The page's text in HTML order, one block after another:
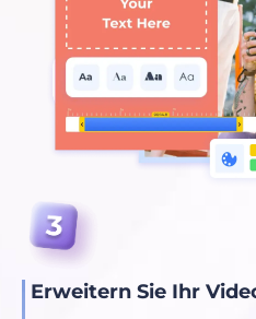
Erweitern Sie Ihr